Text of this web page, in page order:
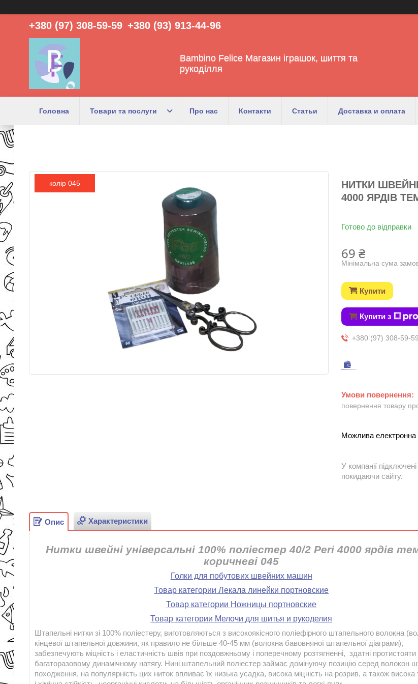
+380 (97) 308-59-59 +380 (93) 913-44-96
Bambino Felice Магазин іграшок, шиття та
рукоділля
Головна Товари та послуги Про нас Контакти Статьи Доставка и оплата
колір 045
НИТКИ ШВЕЙНІ
4000 ЯРДІВ
Готово до відправки
69 ₴
Мінімальна сума
Купити
Купити з
+380 (97) 308-59-59
повернення товару
У компанії
покидаючи сайту.
Опис Характеристики
Нитки швейні універсальні 100% поліестер 40/2 Peri 4000 ярдів
коричневі 045
Голки для побутових швейних машин
Товар категории Лекала линейки портновские
Товар категории Ножницы портновские
Товар категории Мелочи для шитья и рукоделия
Штапельні нитки зі 100% поліестеру, виготовляються з високоякісного поліефірного штапельного волокна
кінцевої штапельної довжини, як правило не більше 40-45 мм (волокна бавовняної штапельної діаграми),
забезпечують міцність і еластичність швів при поздовжньому і поперечному розтягненні, здатні протистояти
багаторазовому динамічному натягу. Нині штапельний поліестер займає домінуючу позицію серед волокон
походження, на популярність цих ниток впливає їх низька усадка, висока міцність на розрив, а також висока